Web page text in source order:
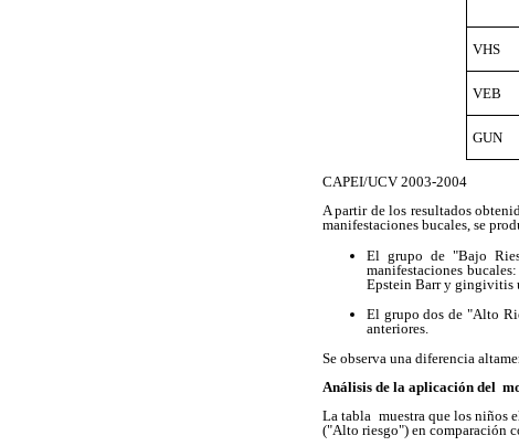
VHS
VEB
GUN
CAPEI/UCV 2003-2004
A partir de los resultados
manifestaciones bucales, se
El grupo de "Bajo
manifestaciones
Epstein Barr y gingivitis
El grupo dos de "Alto
anteriores.
Se observa una diferencia
Análisis de la aplicación del
La tabla muestra que los niños
("Alto riesgo") en comparación